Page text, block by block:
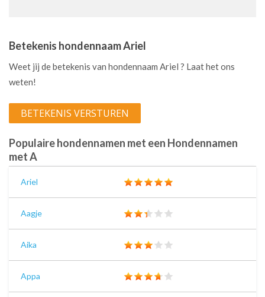
Betekenis hondennaam Ariel
Weet jij de betekenis van hondennaam Ariel ? Laat het ons
weten!
BETEKENIS VERSTUREN
Populaire hondennamen met een Hondennamen
met A
Ariel
Aagje
Aika
Appa